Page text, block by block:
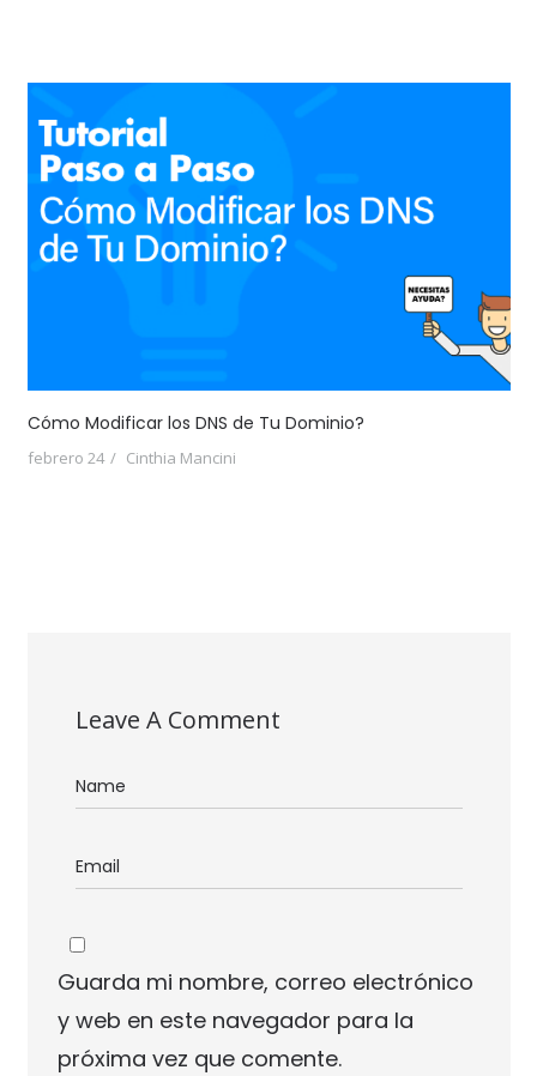
Cómo Modificar los DNS de Tu Dominio?
febrero 24 Cinthia Mancini
Leave A Comment
Guarda mi nombre, correo electrónico
y web en este navegador para la
próxima vez que comente.